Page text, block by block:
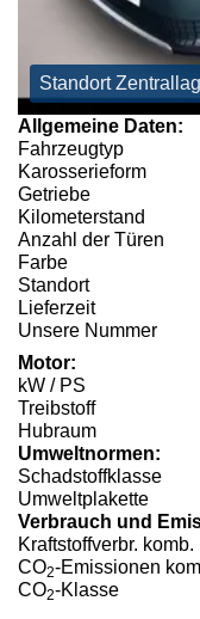
Standort
Allgemeine Daten:
Fahrzeugtyp
Karosserieform
Getriebe
Kilometerstand
Anzahl der Türen
Farbe
Standort
Lieferzeit
Unsere Nummer
Motor:
kW / PS
Treibstoff
Hubraum
Umweltnormen:
Schadstoffklasse
Umweltplakette
Verbrauch und
Kraftstoffverbr. komb.
CO2-Emissionen
CO2-Klasse